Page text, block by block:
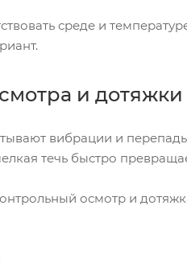
среде и
и
вибрации и
течь быстро
осмотр и